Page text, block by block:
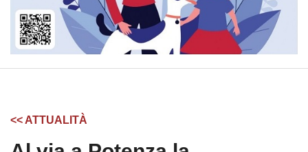
<< ATTUALITÀ